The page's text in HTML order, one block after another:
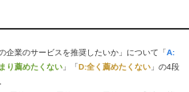
企業のサービスを推奨したいか」について「A:
り薦めたくない 」「D:全く薦めたくない 」の4段